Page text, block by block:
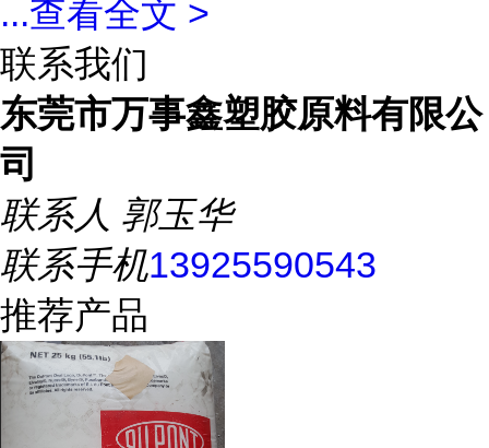
...查看全文 >
联系我们
东莞市万事鑫塑胶原料有限公
司
联系人 郭玉华
联系手机13925590543
推荐产品